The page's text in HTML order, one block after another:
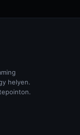
helyen.